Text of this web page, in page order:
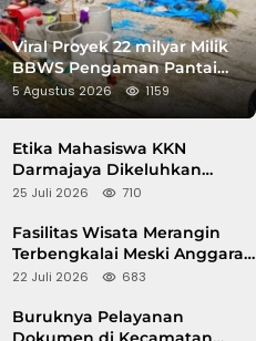
Viral Proyek 22 milyar Milik
BBWS Pengaman Pantai
Pesisir Barat Diduga
Gunakan Besi Banci
5 Agustus 2026 1159
Etika Mahasiswa KKN
Darmajaya Dikeluhkan
Kepala Pekon Sinar Jawa
25 Juli 2026 710
Fasilitas Wisata Merangin
Terbengkalai Meski Anggaran
Perawatan Terus Mengalir
22 Juli 2026 683
Buruknya Pelayanan